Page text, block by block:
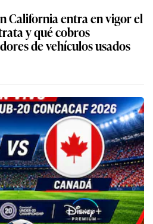
California entra en vigor el
y qué cobros
de vehículos usados